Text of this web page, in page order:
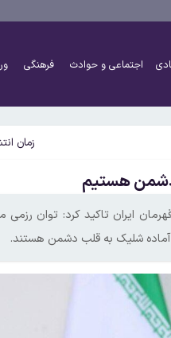
اجتماعی و حوادث فرهنگی
زمان
دشمن هستیم
ایران تاکید کرد: توان رزمی
آماده شلیک به قلب دشمن هستند.